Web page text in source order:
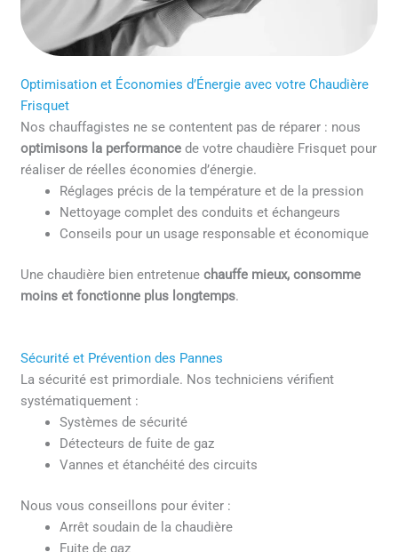
Optimisation et Économies d’Énergie avec votre Chaudière
Frisquet
Nos chauffagistes ne se contentent pas de réparer : nous
optimisons la performance de votre chaudière Frisquet pour
réaliser de réelles économies d’énergie.
Réglages précis de la température et de la pression
Nettoyage complet des conduits et échangeurs
Conseils pour un usage responsable et économique
Une chaudière bien entretenuechauffe mieux, consomme
moins et fonctionne plus longtemps.
Sécurité et Prévention des Pannes
La sécurité est primordiale. Nos techniciens vérifient
systématiquement :
Systèmes de sécurité
Détecteurs de fuite de gaz
Vannes et étanchéité des circuits
Nous vous conseillons pour éviter :
Arrêt soudain de la chaudière
Fuite de gaz